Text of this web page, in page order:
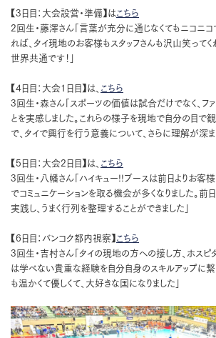
【3日目：大会設営・準備】はこちら
2回生・藤澤さん「言葉が充分に通じなくてもニコニコ
れば、タイ現地のお客様もスタッフさんも沢山笑ってく
世界共通です！」
【4日目：大会1日目】は、 こちら
3回生・森さん「スポーツの価値は試合だけでなく、フ
とを実感しました。これらの様子を現地で自分の目で
で、タイで興行を行う意義について、さらに理解が深まり
【5日目：大会2日目】は、 こちら
3回生・八幡さん「ハイキュー!!ブースは前日よりお客
でコミュニケーションを取る機会が多くなりました。
実践し、うまく行列を整理することができました」
【6日目：バンコク都内視察】 こちら
3回生・吉村さん「タイの現地の方への接し方、ホスピ
は学べない貴重な経験を自分自身のスキルアップに繋
も温かくて優しくて、大好きな国になりました」